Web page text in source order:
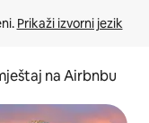
Prikaži izvorni jezik
na Airbnbu